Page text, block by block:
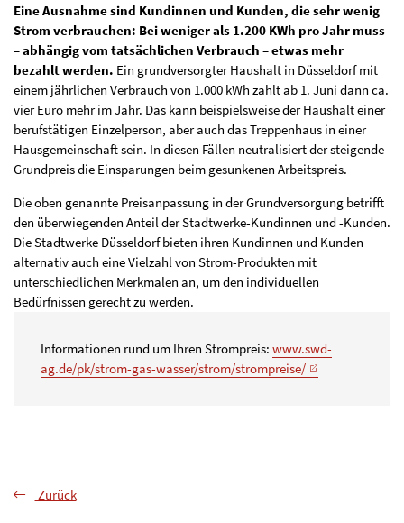
Eine Ausnahme sind Kundinnen und Kunden, die sehr wenig
Strom verbrauchen: Bei weniger als 1.200 KWh pro Jahr muss
– abhängig vom tatsächlichen Verbrauch – etwas mehr
bezahlt werden. Ein grundversorgter Haushalt in Düsseldorf mit
einem jährlichen Verbrauch von 1.000 kWh zahlt ab 1. Juni dann ca.
vier Euro mehr im Jahr. Das kann beispielsweise der Haushalt einer
berufstätigen Einzelperson, aber auch das Treppenhaus in einer
Hausgemeinschaft sein. In diesen Fällen neutralisiert der steigende
Grundpreis die Einsparungen beim gesunkenen Arbeitspreis.
Die oben genannte Preisanpassung in der Grundversorgung betrifft
den überwiegenden Anteil der Stadtwerke-Kundinnen und -Kunden.
Die Stadtwerke Düsseldorf bieten ihren Kundinnen und Kunden
alternativ auch eine Vielzahl von Strom-Produkten mit
unterschiedlichen Merkmalen an, um den individuellen
Bedürfnissen gerecht zu werden.
Informationen rund um Ihren Strompreis: www.swd-
ag.de/pk/strom-gas-wasser/strom/strompreise/
Zurück